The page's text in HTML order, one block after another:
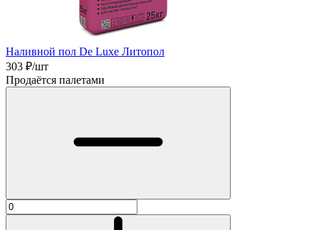
Наливной пол De Luxe Литопол
303 ₽/шт
Продаётся палетами